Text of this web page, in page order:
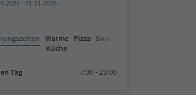
- 01.11.2026
Warme
Küche
Pizza Snacks
Tag 7:30 - 23:00